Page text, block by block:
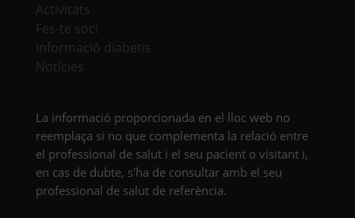
Activitats
Fes-te soci
Informació diabetis
Notícies
La informació proporcionada en el lloc web no
reemplaça si no que complementa la relació entre
el professional de salut i el seu pacient o visitant i,
en cas de dubte, s'ha de consultar amb el seu
professional de salut de referència.